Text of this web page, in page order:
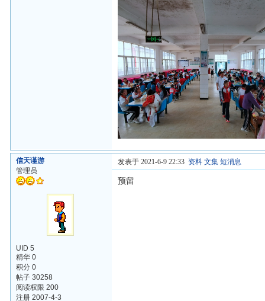
信天谨游
管理员
UID 5
精华 0
积分 0
帖子 30258
阅读权限 200
注册 2007-4-3
发表于 2021-6-9 22:33 资料 文集 短消息
预留